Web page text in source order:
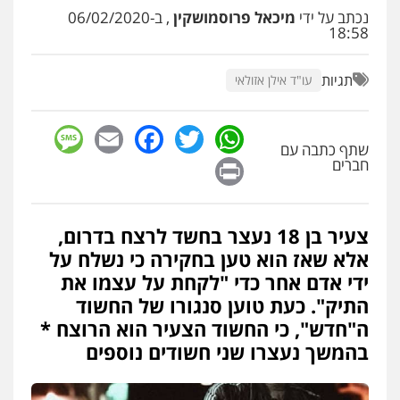
0505216700
פלילי מעצרים וחקירות
נוער
עו"ד שלומי שרון
צבאי
עו"ד אלון קריטי
פלילי כלכלי אלימות סמים מעצרים
0525544654
משפחה גישור
נכתב על ידי מיכאל פרוסמושקין , ב-06/02/2020
18:58
תגיות עו"ד אילן אזולאי
שתף כתבה עם
חברים
WhatsApp
Twitter
Facebook
Email
צעיר בן 18 נעצר בחשד לרצח בדרום,
אלא שאז הוא טען בחקירה כי נשלח על
ידי אדם אחר כדי "לקחת על עצמו את
התיק". כעת טוען סנגורו של החשוד
ה"חדש", כי החשוד הצעיר הוא הרוצח *
בהמשך נעצרו שני חשודים נוספים